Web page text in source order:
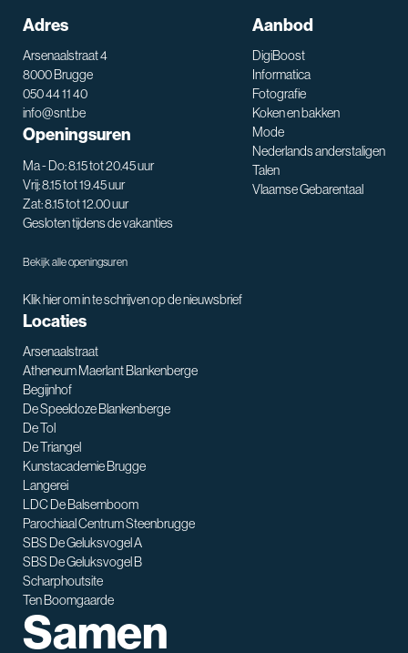
Adres
Arsenaalstraat 4
8000 Brugge
050 44 11 40
info@snt.be
Openingsuren
Ma - Do: 8.15 tot 20.45 uur
Vrij: 8.15 tot 19.45 uur
Zat: 8.15 tot 12.00 uur
Gesloten tijdens de vakanties
Bekijk alle openingsuren
Klik hier om in te schrijven op de nieuwsbrief
Aanbod
DigiBoost
Informatica
Fotografie
Koken en bakken
Mode
Nederlands anderstaligen
Talen
Vlaamse Gebarentaal
Locaties
Arsenaalstraat
Atheneum Maerlant Blankenberge
Begijnhof
De Speeldoze Blankenberge
De Tol
De Triangel
Kunstacademie Brugge
Langerei
LDC De Balsemboom
Parochiaal Centrum Steenbrugge
SBS De Geluksvogel A
SBS De Geluksvogel B
Scharphoutsite
Ten Boomgaarde
Samen
SNT assistent
Waarmee kan ik je helpen?